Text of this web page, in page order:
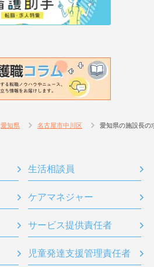
愛知県 名古屋市中川区 愛知県の施設長の
生活相談員
ケアマネジャー
サービス提供責任者
児童発達支援管理責任者